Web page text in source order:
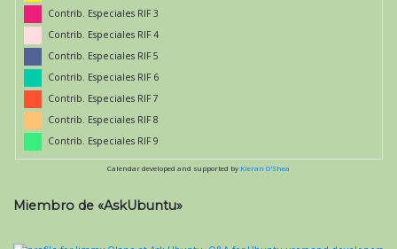
Contrib. Especiales RIF 3
Contrib. Especiales RIF 4
Contrib. Especiales RIF 5
Contrib. Especiales RIF 6
Contrib. Especiales RIF 7
Contrib. Especiales RIF 8
Contrib. Especiales RIF 9
Calendar developed and supported by Kieran O'Shea
Miembro de «AskUbuntu»